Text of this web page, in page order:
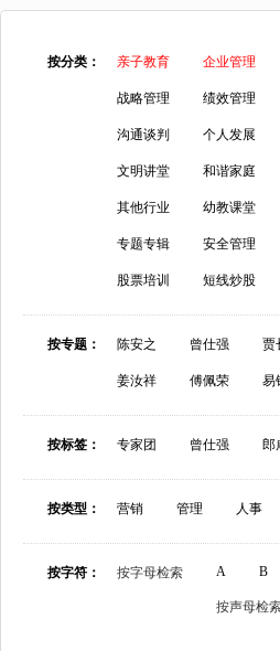
按分类： 亲子教育 企业管理
战略管理 绩效管理
沟通谈判 个人发展
文明讲堂 和谐家庭
其他行业 幼教课堂
专题专辑 安全管理
股票培训 短线炒股
按专题： 陈安之 曾仕强 贾
姜汝祥 傅佩荣 易
按标签： 专家团 曾仕强 郎
按类型： 营销 管理 人事
按字符： 按字母检索 A B
按声母检